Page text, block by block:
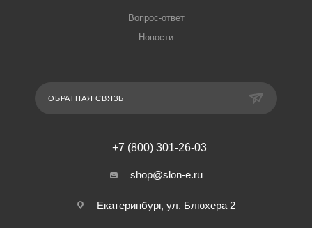
Вопрос-ответ
Новости
ОБРАТНАЯ СВЯЗЬ
+7 (800) 301-26-03
shop@slon-e.ru
Екатеринбург, ул. Блюхера 2